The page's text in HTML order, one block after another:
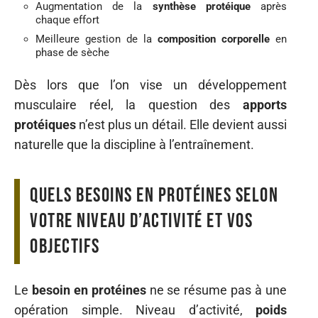
Augmentation de la synthèse protéiqueaprès
chaque effort
Meilleure gestion de la composition corporelle en
phase de sèche
Dès lors que l’on vise un développement
musculaire réel, la question des apports
protéiques n’est plus un détail. Elle devient aussi
naturelle que la discipline à l’entraînement.
Quels besoins en protéines selon
votre niveau d’activité et vos
objectifs
Le besoin en protéinesne se résume pas à une
opération simple. Niveau d’activité, poids